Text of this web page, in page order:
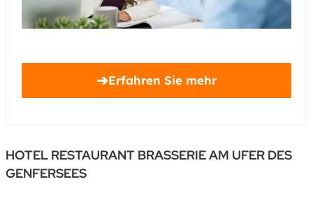
➔Erfahren Sie mehr
HOTEL RESTAURANT BRASSERIE AM UFER DES
GENFERSEES